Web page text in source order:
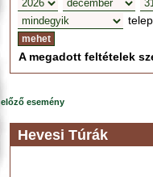
A megadott feltételek
előző esemény
Hevesi Túrák